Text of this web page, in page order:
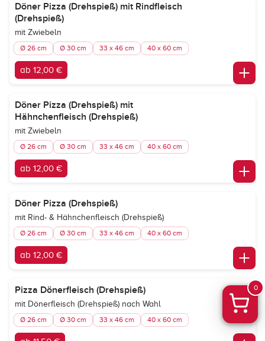
Döner Pizza (Drehspieß) mit Rindfleisch
(Drehspieß)
mit Zwiebeln
Ø 26 cm Ø 30 cm 33 x 46 cm 40 x 60 cm
ab 12,00 €
Döner Pizza (Drehspieß) mit
Hähnchenfleisch (Drehspieß)
mit Zwiebeln
Ø 26 cm Ø 30 cm 33 x 46 cm 40 x 60 cm
ab 12,00 €
Döner Pizza (Drehspieß)
mit Rind- & Hähnchenfleisch (Drehspieß)
Ø 26 cm Ø 30 cm 33 x 46 cm 40 x 60 cm
ab 12,00 €
Pizza Dönerfleisch (Drehspieß)
mit Dönerfleisch (Drehspieß) nach Wahl
Ø 26 cm Ø 30 cm 33 x 46 cm 40 x 60 cm
0